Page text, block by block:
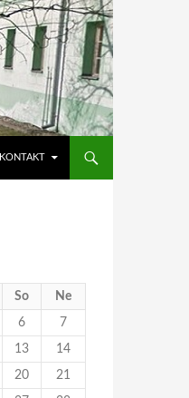
KONTAKT
So Ne
6 7
13 14
20 21